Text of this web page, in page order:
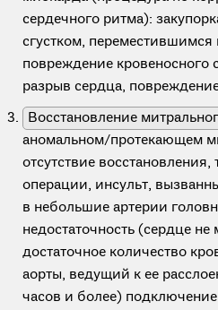
сердечного ритма):
сгустком, переместившимся
повреждение кровеносного
разрыв сердца,
Восстановление
аномальном/протекающем
отсутствие
операции, инсульт,
в небольшие артерии
недостаточность (сердце не
достаточное количество
аорты, ведущий к ее
часов и более) подключение